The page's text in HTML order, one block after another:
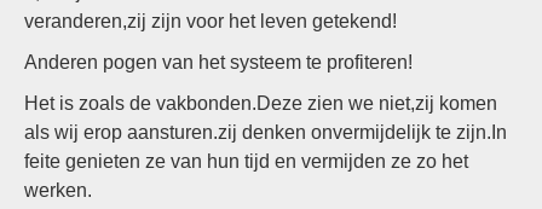
veranderen,zij zijn voor het leven getekend!
Anderen pogen van het systeem te profiteren!
Het is zoals de vakbonden.Deze zien we niet,zij komen
als wij erop aansturen.zij denken onvermijdelijk te zijn.In
feite genieten ze van hun tijd en vermijden ze zo het
werken.